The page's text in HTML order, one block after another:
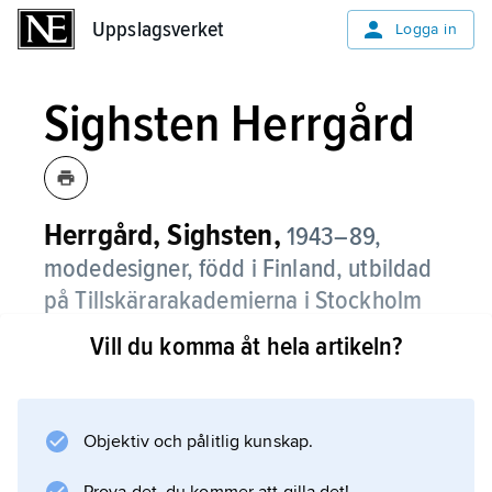
Uppslagsverket Logga in
Sighsten Herrgård
Herrgård, Sighsten, 1943–89,
modedesigner, född i Finland, utbildad
på Tillskärarakademierna i Stockholm
och Köpenhamn samt på Beckmans
skola.
Sverige, Finland, Storbritannien och Japan.
Vill du komma åt hela artikeln?
Objektiv och pålitlig kunskap.